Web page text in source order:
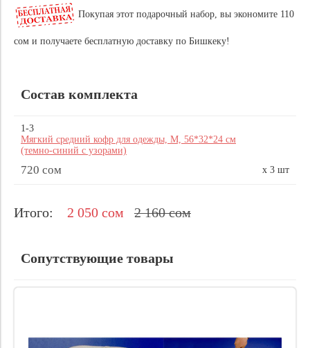
Покупая этот подарочный набор, вы экономите 110
сом и получаете бесплатную доставку по Бишкеку!
Состав комплекта
1‑3
Мягкий средний кофр для одежды, M, 56*32*24 см
(темно-синий с узорами)
720 сом x 3 шт
Итого: 2 050 сом 2 160 сом
Сопутствующие товары